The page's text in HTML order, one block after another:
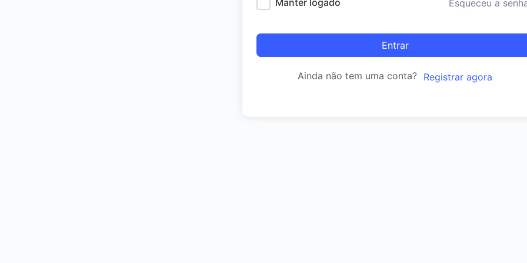
Manter logado Esqueceu a
Entrar
Ainda não tem uma conta? Registrar agora